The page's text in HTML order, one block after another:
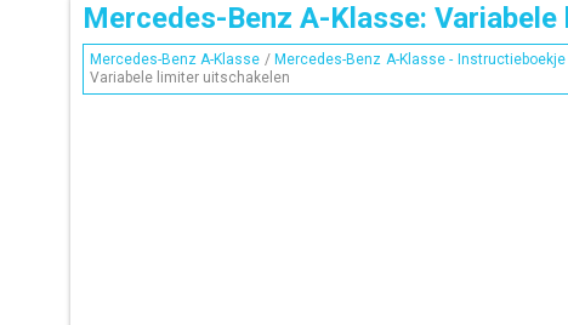
Mercedes-Benz A-Klasse:
Mercedes-Benz A-Klasse / Mercedes-Benz A-Klasse - Instructieboekje
Variabele limiter uitschakelen